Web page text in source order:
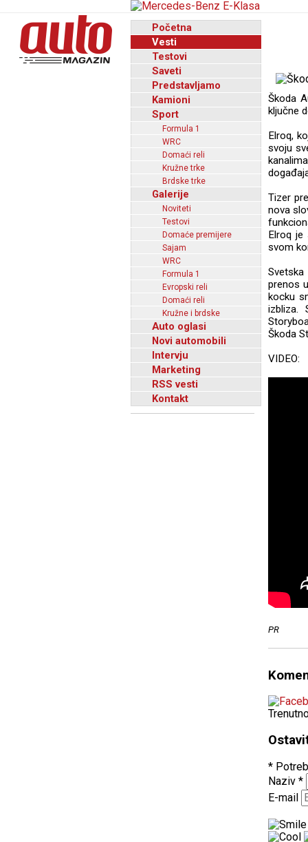
Početna
Vesti
Testovi
Saveti
Predstavljamo
Kamioni
Sport
Formula 1
WRC
Domaći reli
Kružne trke
Brdske trke
Galerije
Noviteti
Testovi
Domaće premijere
Sajam
WRC
Formula 1
Evropski reli
Domaći reli
Kružne i brdske
Auto oglasi
Novi automobili
Intervju
Marketing
RSS vesti
Kontakt
Škoda
ključne
Elroq,
svoju
Tizer
nova
Elroq je
svom
prenos
kocku
izbliza.
Škoda
VIDEO:
PR
*
Naziv *
E-mail